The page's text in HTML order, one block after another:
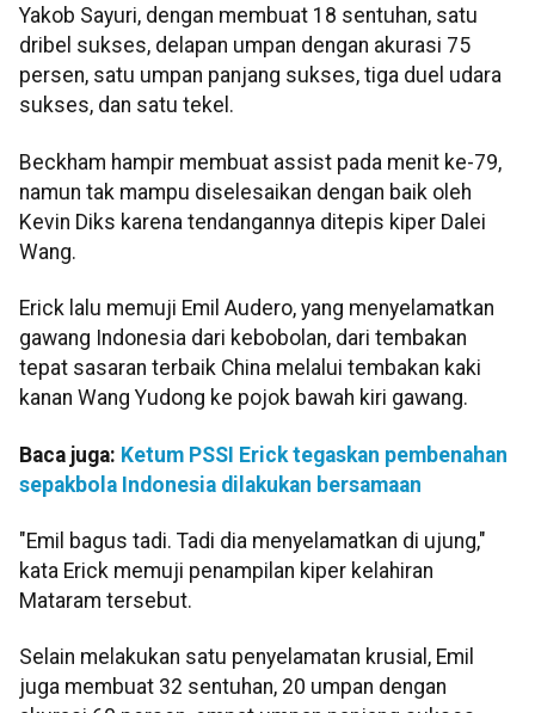
Yakob Sayuri, dengan membuat 18 sentuhan, satu
dribel sukses, delapan umpan dengan akurasi 75
persen, satu umpan panjang sukses, tiga duel udara
sukses, dan satu tekel.
Beckham hampir membuat assist pada menit ke-79,
namun tak mampu diselesaikan dengan baik oleh
Kevin Diks karena tendangannya ditepis kiper Dalei
Wang.
Erick lalu memuji Emil Audero, yang menyelamatkan
gawang Indonesia dari kebobolan, dari tembakan
tepat sasaran terbaik China melalui tembakan kaki
kanan Wang Yudong ke pojok bawah kiri gawang.
Baca juga: Ketum PSSI Erick tegaskan pembenahan
sepakbola Indonesia dilakukan bersamaan
"Emil bagus tadi. Tadi dia menyelamatkan di ujung,"
kata Erick memuji penampilan kiper kelahiran
Mataram tersebut.
Selain melakukan satu penyelamatan krusial, Emil
juga membuat 32 sentuhan, 20 umpan dengan